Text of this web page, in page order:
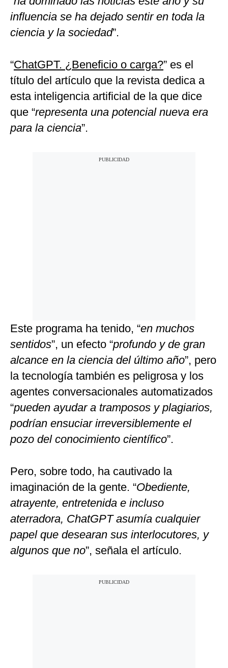
influencia se ha dejado sentir en toda la
ciencia y la sociedad”.
“ChatGPT. ¿Beneficio o carga?” es el
título del artículo que la revista dedica a
esta inteligencia artificial de la que dice
que “representa una potencial nueva era
para la ciencia”.
Este programa ha tenido, “en muchos
sentidos”, un efecto “profundo y de gran
alcance en la ciencia del último año”, pero
la tecnología también es peligrosa y los
agentes conversacionales automatizados
“pueden ayudar a tramposos y plagiarios,
podrían ensuciar irreversiblemente el
pozo del conocimiento científico”.
Pero, sobre todo, ha cautivado la
imaginación de la gente. “Obediente,
atrayente, entretenida e incluso
aterradora, ChatGPT asumía cualquier
papel que desearan sus interlocutores, y
algunos que no”, señala el artículo.